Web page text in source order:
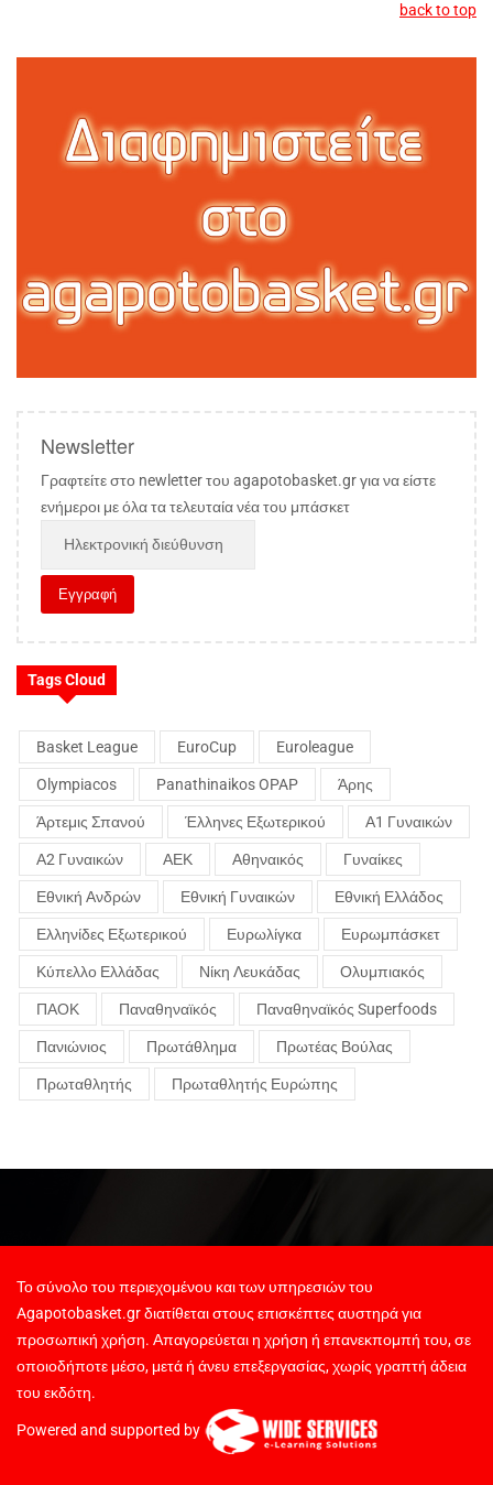
back to top
Newsletter
Γραφτείτε στο newletter του agapotobasket.gr για να είστε
ενήμεροι με όλα τα τελευταία νέα του μπάσκετ
Tags Cloud
Basket League EuroCup Euroleague
Olympiacos Panathinaikos OPAP Άρης
Άρτεμις Σπανού Έλληνες Εξωτερικού Α1 Γυναικών
Α2 Γυναικών ΑΕΚ Αθηναικός Γυναίκες
Εθνική Ανδρών Εθνική Γυναικών Εθνική Ελλάδος
Ελληνίδες Εξωτερικού Ευρωλίγκα Ευρωμπάσκετ
Κύπελλο Ελλάδας Νίκη Λευκάδας Ολυμπιακός
ΠΑΟΚ Παναθηναϊκός Παναθηναϊκός Superfoods
Πανιώνιος Πρωτάθλημα Πρωτέας Βούλας
Πρωταθλητής Πρωταθλητής Ευρώπης
Το σύνολο του περιεχομένου και των υπηρεσιών του
Agapotobasket.gr διατίθεται στους επισκέπτες αυστηρά για
προσωπική χρήση. Απαγορεύεται η χρήση ή επανεκπομπή του, σε
οποιοδήποτε μέσο, μετά ή άνευ επεξεργασίας, χωρίς γραπτή άδεια
του εκδότη.
Powered and supported by